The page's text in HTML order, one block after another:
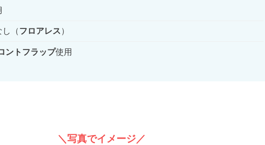
し（フロアレス）
ントフラップ使用
＼写真でイメージ／